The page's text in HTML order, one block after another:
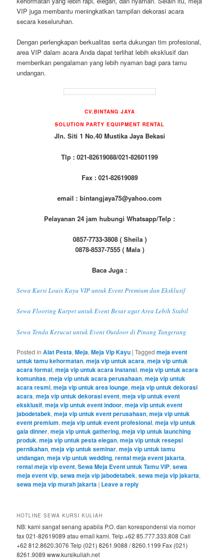
VIP juga membantu meningkatkan tampilan dekorasi acara
secara keseluruhan.
Dengan perlengkapan berkualitas serta dukungan tim profesional,
area VIP dalam acara Anda dapat terlihat lebih eksklusif dan
memberikan pengalaman yang lebih nyaman bagi para tamu
undangan.
CV.BINTANG JAYA
SOLUTION PARTY EQUIPMENT RENTAL
Jln. Siti 1 No.40 Mustika Jaya Bekasi
Tlp : 021-82619088/021-82601199
Fax : 021-82619089
email : bintangjaya75@yahoo.com
Pelayanan 24 jam hubungi Whatsapp/Telp :
0857-7733-3808 ( Sheila )
0878-8537-7555 ( Mala )
Baca Juga :
Sewa Kursi Louis Kayu VIP untuk Event Premium dan Eksklusif
Sewa Flooring Karpet untuk Event Besar agar Area Lebih Stabil
Sewa Tenda Kerucut untuk Event Outdoor di Pinang Tangerang
Posted in Alat Pesta,Meja,Meja Vip Kayu |Tagged meja event
untuk tamu kehormatan,meja vip untuk acara,meja vip untuk
acara formal,meja vip untuk acara instansi,meja vip untuk acara
komunitas,meja vip untuk acara perusahaan,meja vip untuk
acara resmi,meja vip untuk area lounge,meja vip untuk dekorasi
acara,meja vip untuk dekorasi event,meja vip untuk event
eksklusif,meja vip untuk event indoor,meja vip untuk event
jabodetabek,meja vip untuk event perusahaan,meja vip untuk
event premium,meja vip untuk event profesional,meja vip untuk
gala dinner,meja vip untuk gathering,meja vip untuk launching
produk,meja vip untuk pesta elegan,meja vip untuk resepsi
pernikahan,meja vip untuk seminar,meja vip untuk tamu
undangan,meja vip untuk wedding,rental meja event jakarta,
rental meja vip event,Sewa Meja Event untuk Tamu VIP,sewa
meja event vip,sewa meja vip jabodetabek,sewa meja vip jakarta,
sewa meja vip murah jakarta | Leave a reply
HOTLINE SEWA KURSI KULIAH
NB: kami sangat senang apabila P.O. dan korespondensi via nomor
fax 021-82619089 atau email kami. Telp.+62 85.777.333.808 Call
+62 812.8620.3076 Telp (021) 8261.9088 / 8260.1199 Fax (021)
8261.9089 www.kursikuliah.net